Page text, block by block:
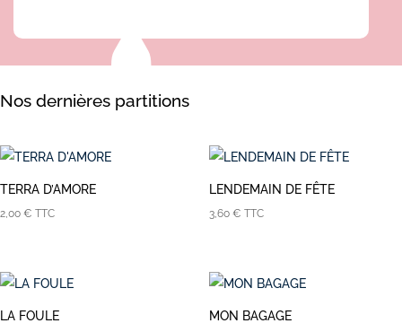
Nos dernières partitions
TERRA D’AMORE
2,00 € TTC
LENDEMAIN DE FÊTE
3,60 € TTC
LA FOULE MON BAGAGE